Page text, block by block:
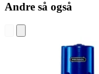
Andre så også